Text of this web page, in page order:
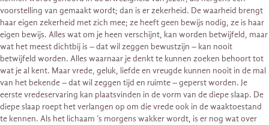
voorstelling van gemaakt wordt; dan is er zekerheid. De waarheid brengt
haar eigen zekerheid met zich mee; ze heeft geen bewijs nodig, ze is haar
eigen bewijs. Alles wat om je heen verschijnt, kan worden betwijfeld, maar
wat het meest dichtbij is – dat wil zeggen bewustzijn – kan nooit
betwijfeld worden. Alles waarnaar je denkt te kunnen zoeken behoort tot
wat je al kent. Maar vrede, geluk, liefde en vreugde kunnen nooit in de mal
van het bekende – dat wil zeggen tijd en ruimte – geperst worden. Je
eerste vredeservaring kan plaatsvinden in de vorm van de diepe slaap. De
diepe slaap roept het verlangen op om die vrede ook in de waaktoestand
te kennen. Als het lichaam ’s morgens wakker wordt, is er nog wat over